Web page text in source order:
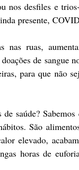
nos desfiles e
presente,
ruas,
de sangue
para que não
saúde? Sabemos
São
elevado,
horas de